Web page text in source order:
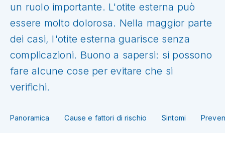
un ruolo importante. L'otite esterna può
essere molto dolorosa. Nella maggior parte
dei casi, l'otite esterna guarisce senza
complicazioni. Buono a sapersi: si possono
fare alcune cose per evitare che si
verifichi.
Panoramica Cause e fattori di rischio Sintomi